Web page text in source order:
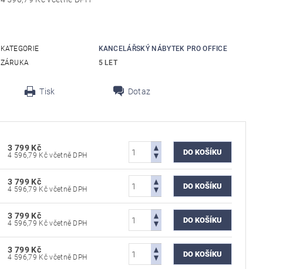
KATEGORIE
KANCELÁŘSKÝ NÁBYTEK PRO OFFICE
ZÁRUKA
5 LET
Tisk Dotaz
3 799 Kč
4 596,79 Kč včetně DPH
3 799 Kč
4 596,79 Kč včetně DPH
3 799 Kč
4 596,79 Kč včetně DPH
3 799 Kč
4 596,79 Kč včetně DPH